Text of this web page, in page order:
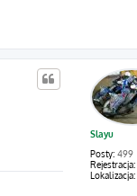
Slayu
Posty: 499
Rejestracja:
Lokalizacja: